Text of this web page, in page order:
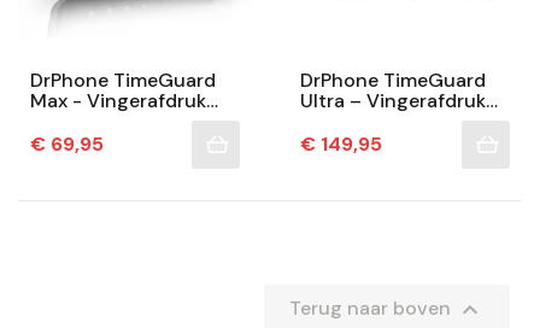
DrPhone TimeGuard
Max - Vingerafdruk
Vingerafdruk Tijd
Recorder - 1000...
Prijs
€ 69,95
DrPhone TimeGuard
Ultra – Vingerafdruk
Inkloksysteem – LAN
Kabel Overdracht –
5000 Vinger / 5000...
Prijs
€ 149,95
Terug naar boven 